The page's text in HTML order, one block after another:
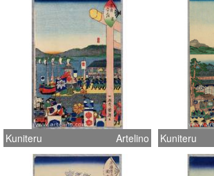
Kuniteru Artelino Kuniteru